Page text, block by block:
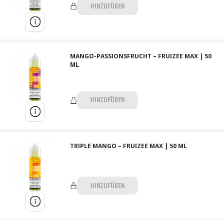
HINZUFÜGEN
MANGO-PASSIONSFRUCHT – FRUIZEE MAX | 50
ML
HINZUFÜGEN
TRIPLE MANGO – FRUIZEE MAX | 50 ML
HINZUFÜGEN